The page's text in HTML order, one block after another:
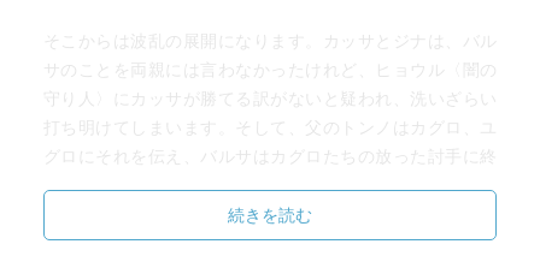
そこからは波乱の展開になります。カッサとジナは、バル
サのことを両親には言わなかったけれど、ヒョウル〈闇の
守り人〉にカッサが勝てる訳がないと疑われ、洗いざらい
打ち明けてしまいます。そして、父のトンノはカグロ、ユ
グロにそれを伝え、バルサはカグロたちの放った討手に終
ジグロを討ったとユグロが嘘をつき、みんなに崇められて
続きを読む